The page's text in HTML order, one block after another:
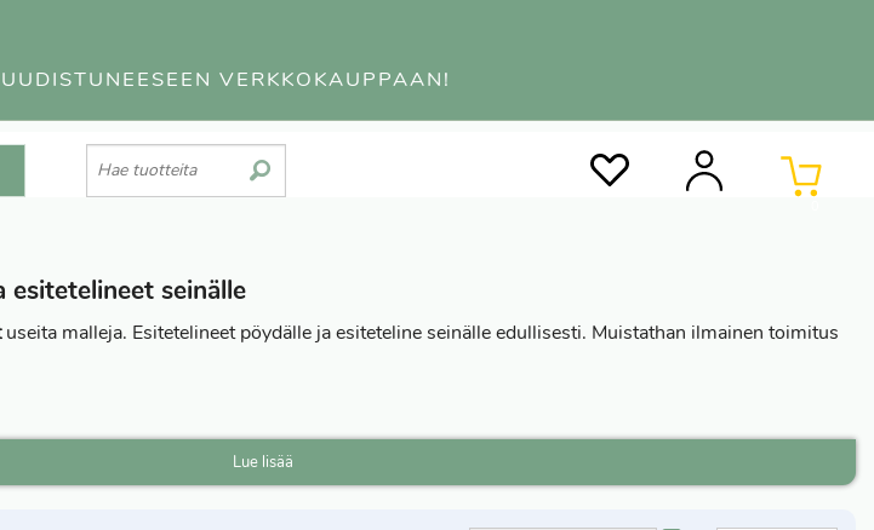
VERKKOKAUPPAAN!
seinälle
useita malleja. Esitetelineet pöydälle ja esiteteline seinälle edullisesti. Muistathan ilmainen toimitus
Lue lisää